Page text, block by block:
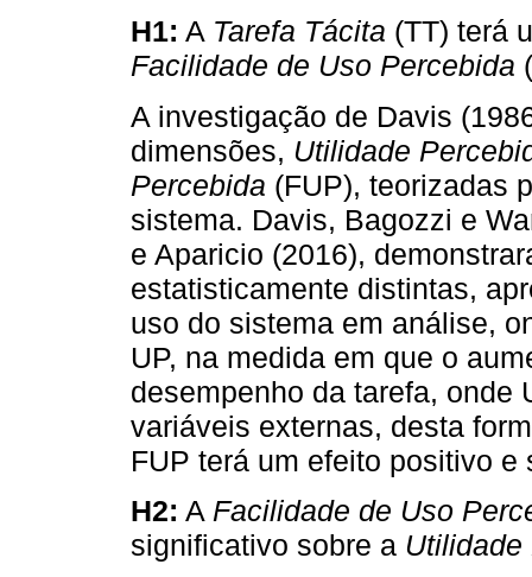
H1: A Tarefa Tácita (TT) terá
Facilidade de Uso Percebida
A investigação de Davis
dimensões, Utilidade
Percebida (FUP), teorizadas
sistema. Davis, Bagozzi e
e Aparicio (2016),
estatisticamente distintas,
uso do sistema em análise,
UP, na medida em que o
desempenho da tarefa, onde
variáveis externas, desta
FUP terá um efeito positivo
H2: A Facilidade de Uso
significativo sobre a Utilidade